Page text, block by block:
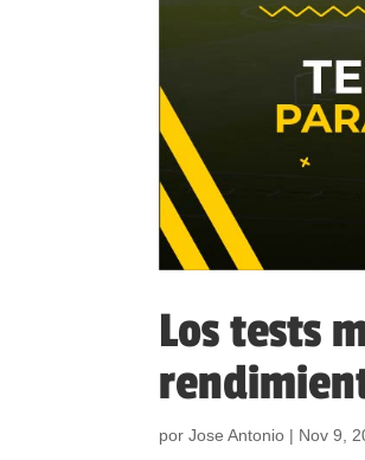
Los tests
porJose Antonio | Nov 9,